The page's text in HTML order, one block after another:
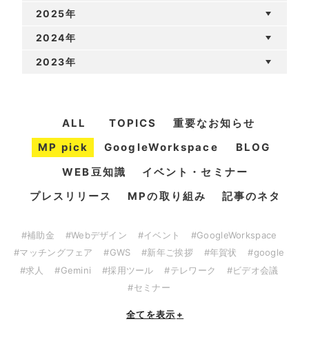
2025年
2024年
2023年
ALL TOPICS
重要なお知らせ
MP pick
GoogleWorkspace
BLOG
WEB豆知識
イベント・セミナー
プレスリリース
MPの取り組み 記事のネタ
#補助金 #Webデザイン #イベント
#GoogleWorkspace
#マッチングフェア
#GWS #新年ご挨拶 #年賀状
#google
#求人
#Gemini #採用ツール #テレワーク
#ビデオ会議
#セミナー
全てを表示 +